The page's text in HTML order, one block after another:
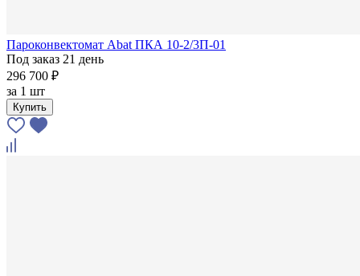
Пароконвектомат Abat ПКА 10-2/3П-01
Под заказ 21 день
296 700 ₽
за 1 шт
Купить